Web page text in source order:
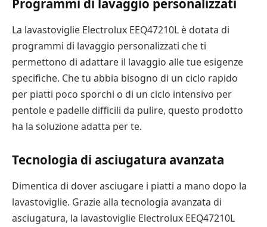
Programmi di lavaggio personalizzati
La lavastoviglie Electrolux EEQ47210L è dotata di
programmi di lavaggio personalizzati che ti
permettono di adattare il lavaggio alle tue esigenze
specifiche. Che tu abbia bisogno di un ciclo rapido
per piatti poco sporchi o di un ciclo intensivo per
pentole e padelle difficili da pulire, questo prodotto
ha la soluzione adatta per te.
Tecnologia di asciugatura avanzata
Dimentica di dover asciugare i piatti a mano dopo la
lavastoviglie. Grazie alla tecnologia avanzata di
asciugatura, la lavastoviglie Electrolux EEQ47210L